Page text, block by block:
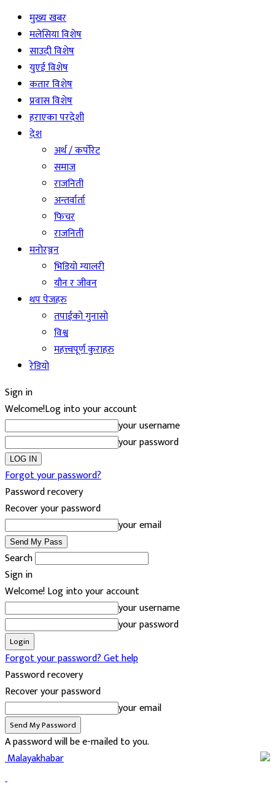
मुख्य खबर
मलेसिया विशेष
साउदी विशेष
युएई विशेष
कतार विशेष
प्रवास विशेष
हराएका परदेशी
देश
अर्थ / कर्पोरेट
समाज
राजनिती
अन्तर्वार्ता
फिचर
राजनिती
मनोरञ्जन
भिडियो ग्यालरी
यौन र जीवन
थप पेजहरु
तपाईको गुनासो
विश्व
महत्त्वपूर्ण कुराहरु
रेडियो
Sign in
Welcome!Log into your account
your username
your password
Forgot your password?
Password recovery
Recover your password
your email
Search
Sign in
Welcome! Log into your account
your username
your password
Forgot your password? Get help
Password recovery
Recover your password
your email
A password will be e-mailed to you.
Malayakhabar